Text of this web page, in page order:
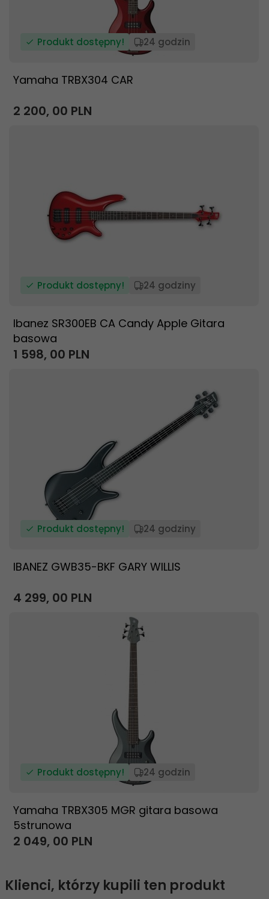
Produkt dostępny! 24 godzin
Yamaha TRBX304 CAR
2 200, 00 PLN
Produkt dostępny! 24 godziny
Ibanez SR300EB CA Candy Apple Gitara
basowa
1 598, 00 PLN
Produkt dostępny! 24 godziny
IBANEZ GWB35-BKF GARY WILLIS
4 299, 00 PLN
Produkt dostępny! 24 godzin
Yamaha TRBX305 MGR gitara basowa
5strunowa
2 049, 00 PLN
Klienci, którzy kupili ten produkt